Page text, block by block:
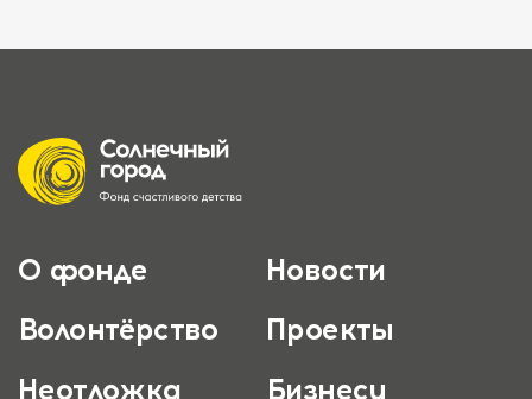
О фонде
Новости
Волонтёрство
Проекты
Неотложка
Бизнесу